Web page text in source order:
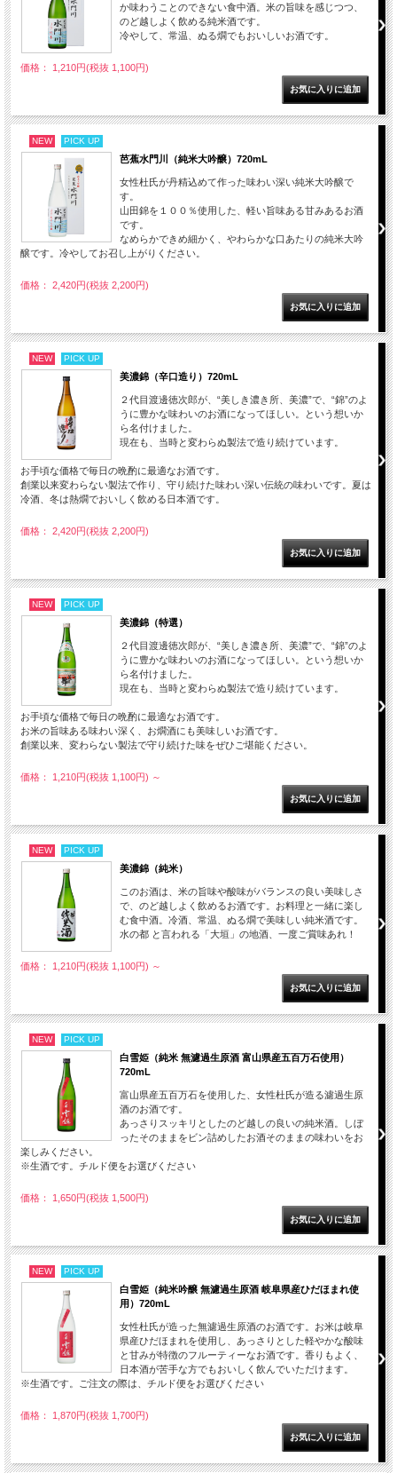
か味わうことのできない食中酒。米の旨味を感じつつ、
のど越しよく飲める純米酒です。
冷やして、常温、ぬる燗でもおいしいお酒です。
価格： 1,210円(税抜 1,100円)
NEW PICK UP
芭蕉水門川（純米大吟醸）720mL
女性杜氏が丹精込めて作った味わい深い純米大吟醸で
す。
山田錦を１００％使用した、軽い旨味ある甘みあるお酒
です。
なめらかできめ細かく、やわらかな口あたりの純米大吟
醸です。冷やしてお召し上がりください。
価格： 2,420円(税抜 2,200円)
NEW PICK UP
美濃錦（辛口造り）720mL
２代目渡邊徳次郎が、“美しき濃き所、美濃”で、“錦”のよ
うに豊かな味わいのお酒になってほしい。という想いか
ら名付けました。
現在も、当時と変わらぬ製法で造り続けています。
お手頃な価格で毎日の晩酌に最適なお酒です。
創業以来変わらない製法で作り、守り続けた味わい深い伝統の味わいです。夏は
冷酒、冬は熱燗でおいしく飲める日本酒です。
価格： 2,420円(税抜 2,200円)
NEW PICK UP
美濃錦（特選）
２代目渡邊徳次郎が、“美しき濃き所、美濃”で、“錦”のよ
うに豊かな味わいのお酒になってほしい。という想いか
ら名付けました。
現在も、当時と変わらぬ製法で造り続けています。
お手頃な価格で毎日の晩酌に最適なお酒です。
お米の旨味ある味わい深く、お燗酒にも美味しいお酒です。
創業以来、変わらない製法で守り続けた味をぜひご堪能ください。
価格： 1,210円(税抜 1,100円) ～
NEW PICK UP
美濃錦（純米）
このお酒は、米の旨味や酸味がバランスの良い美味しさ
で、のど越しよく飲めるお酒です。お料理と一緒に楽し
む食中酒。冷酒、常温、ぬる燗で美味しい純米酒です。
水の都 と言われる「大垣」の地酒、一度ご賞味あれ！
価格： 1,210円(税抜 1,100円) ～
NEW PICK UP
白雪姫（純米 無濾過生原酒 富山県産五百万石使用）
720mL
富山県産五百万石を使用した、女性杜氏が造る濾過生原
酒のお酒です。
あっさりスッキリとしたのど越しの良いの純米酒。しぼ
ったそのままをビン詰めしたお酒そのままの味わいをお
楽しみください。
※生酒です。チルド便をお選びください
価格： 1,650円(税抜 1,500円)
NEW PICK UP
白雪姫（純米吟醸 無濾過生原酒 岐阜県産ひだほまれ使
用）720mL
女性杜氏が造った無濾過生原酒のお酒です。お米は岐阜
県産ひだほまれを使用し、あっさりとした軽やかな酸味
と甘みが特徴のフルーティーなお酒です。香りもよく、
日本酒が苦手な方でもおいしく飲んでいただけます。
※生酒です。ご注文の際は、チルド便をお選びください
価格： 1,870円(税抜 1,700円)